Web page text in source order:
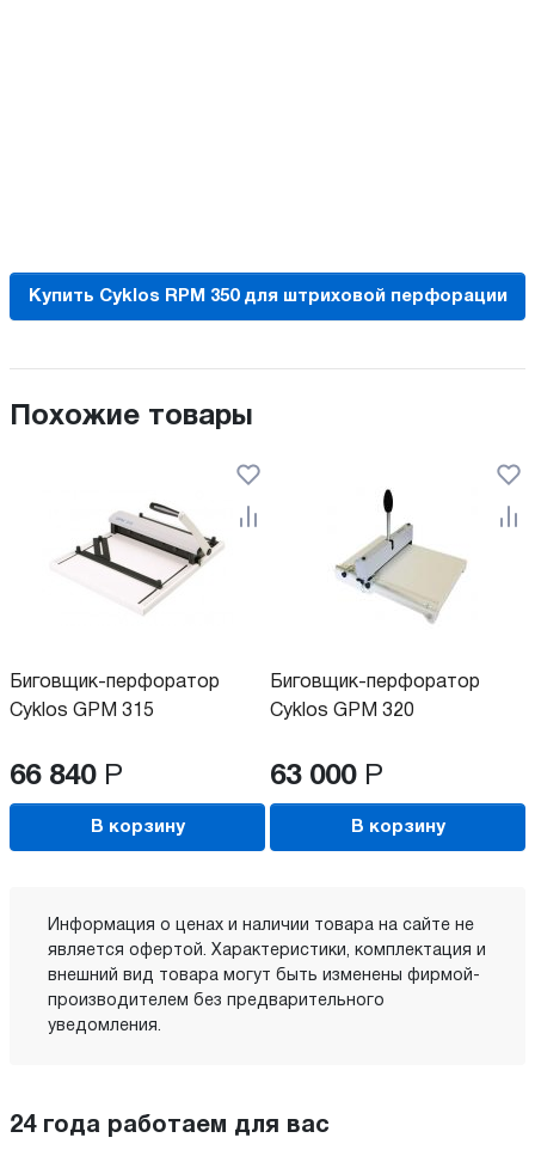
Купить Cyklos RPM 350 для штриховой перфорации
Похожие товары
Биговщик-перфоратор
Cyklos GPM 315
66 840 Р
В корзину
Биговщик-перфоратор
Cyklos GPM 320
63 000 Р
В корзину
Информация о ценах и наличии товара на сайте не
является офертой. Характеристики, комплектация и
внешний вид товара могут быть изменены фирмой-
производителем без предварительного
уведомления.
24 года работаем для вас